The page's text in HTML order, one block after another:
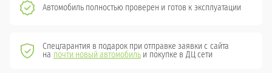
Автомобиль полностью проверен и готов к эксплуатации
Спецгарантия в подарок при отправке заявки с сайта
на почти новый автомобиль и покупке в ДЦ сети